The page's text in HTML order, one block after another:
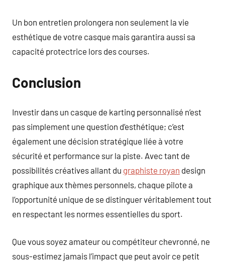
Un bon entretien prolongera non seulement la vie
esthétique de votre casque mais garantira aussi sa
capacité protectrice lors des courses.
Conclusion
Investir dans un casque de karting personnalisé n’est
pas simplement une question d’esthétique; c’est
également une décision stratégique liée à votre
sécurité et performance sur la piste. Avec tant de
possibilités créatives allant du graphiste royan design
graphique aux thèmes personnels, chaque pilote a
l’opportunité unique de se distinguer véritablement tout
en respectant les normes essentielles du sport.
Que vous soyez amateur ou compétiteur chevronné, ne
sous-estimez jamais l’impact que peut avoir ce petit